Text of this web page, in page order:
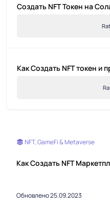
Создать NFT Токен на
Как Создать NFT токен и
NFT, GameFi & Metaverse
Как Создать NFT
Обновлено 25.09.2023